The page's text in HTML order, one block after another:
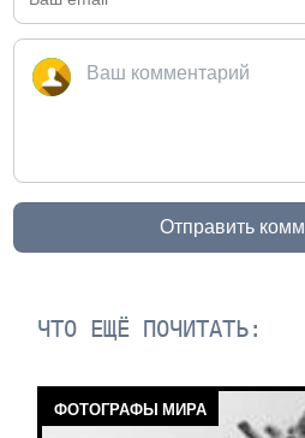
Отправить
ЧТО ЕЩЁ ПОЧИТАТЬ:
ФОТОГРАФЫ МИРА